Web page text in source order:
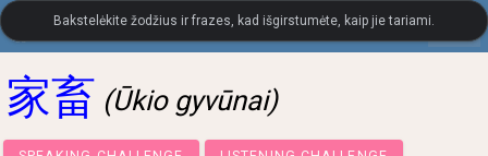
LanguageGuide.org•Japonų kalbos vizualinis žodynas
家畜 (Ūkio gyvūnai)
Bakstelėkite žodžius ir frazes, kad išgirstumėte, kaip jie tariami.